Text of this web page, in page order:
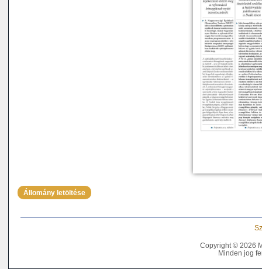
Állomány letöltése
Copyright © 2026
Minden jog